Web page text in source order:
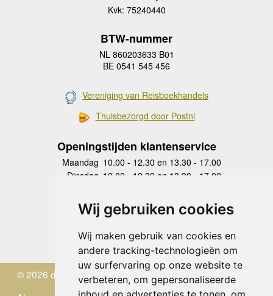
Wij gebruiken cookies
Wij maken gebruik van cookies en
andere tracking-technologieën om
uw surfervaring op onze website te
verbeteren, om gepersonaliseerde
Kvk: 75240440
BTW-nummer
NL 860203633 B01
BE 0541 545 456
Vereniging van Reisboekhandels
Thuisbezorgd door Postnl
Openingstijden klantenservice
Maandag 10.00 - 12.30 en 13.30 - 17.00
Dinsdag 10.00 - 12.30 en 13.30 - 17.00
Donderdag
10.00 - 12.30 en 13.30 - 17.00
Vrijdag 10.00 - 12.30 en 13.30 - 17.00
Zaterdag
gesloten
Zondag gesloten
© 2026 de Zwerver